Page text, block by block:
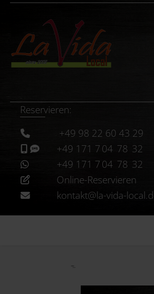
Reservieren:
+49 98 22 60 43 29
+49 171 7 04 78 32
+49 171 7 04 78 32
Online-Reservieren
kontakt@la-vida-